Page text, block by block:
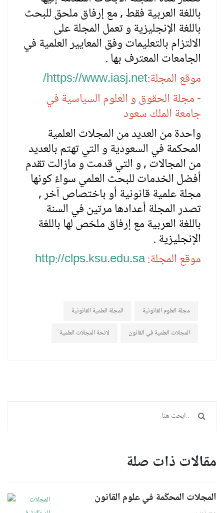
باللغة العربية فقط , مع إرفاق ملحق للبحث
باللغة الإنجليزية و تعمل المجلة على
الالتزام بالتعليمات وفق المعايير العلمية في
الجامعات المعترف بها .
موقع المجلة:https://www.iasj.net/
- مجلة الحقوق و العلوم السياسية في
جامعة الملك سعود
واحدة من العديد من المجلات العلمية
المحكمة في السعودية و التي تهتم بالعديد
من المجالات , و التي قدمت و مازالت تقدم
أفضل الخدمات للبحث العلمي سواءً كونها
مجلة علمية قانونية أو باختصاص آخر ,
تصدر المجلة أعدادها مرتين في السنة
باللغة العربية مع إرفاق ملخص لها باللغة
الإنجليزية .
موقع المجلة:http://clps.ksu.edu.sa
المجلة العلمية القانونية
مجلة العلوم القانونية
لائحة المجلات العلمية
المجلات العلمية في القانون
مقالات ذات صلة
المجلات المحكّمة في علوم القانون